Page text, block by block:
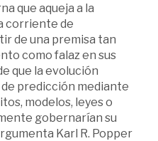
que aqueja a la
corriente de
de una premisa tan
como falaz en sus
que la evolución
predicción mediante
modelos, leyes o
gobernarían su
Karl R. Popper